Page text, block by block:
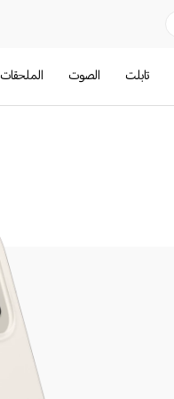
تابلت الصوت الملحقات